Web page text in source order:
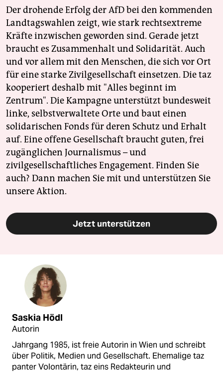
Der drohende Erfolg der AfD bei den kommenden
Landtagswahlen zeigt, wie stark rechtsextreme
Kräfte inzwischen geworden sind. Gerade jetzt
braucht es Zusammenhalt und Solidarität. Auch
und vor allem mit den Menschen, die sich vor Ort
für eine starke Zivilgesellschaft einsetzen. Die taz
kooperiert deshalb mit "Alles beginnt im
Zentrum". Die Kampagne unterstützt bundesweit
linke, selbstverwaltete Orte und baut einen
solidarischen Fonds für deren Schutz und Erhalt
auf. Eine offene Gesellschaft braucht guten, frei
zugänglichen Journalismus – und
zivilgesellschaftliches Engagement. Finden Sie
auch? Dann machen Sie mit und unterstützen Sie
unsere Aktion.
Jetzt unterstützen
Saskia Hödl
Autorin
Jahrgang 1985, ist freie Autorin in Wien und schreibt
über Politik, Medien und Gesellschaft. Ehemalige taz
panter Volontärin, taz eins Redakteurin und